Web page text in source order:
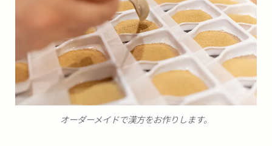
オーダーメイドで漢方をお作りします。